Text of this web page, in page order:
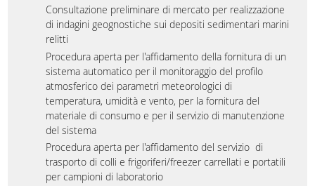
Consultazione preliminare di mercato per realizzazione
di indagini geognostiche sui depositi sedimentari marini
relitti
Procedura aperta per l'affidamento della fornitura di un
sistema automatico per il monitoraggio del profilo
atmosferico dei parametri meteorologici di
temperatura, umidità e vento, per la fornitura del
materiale di consumo e per il servizio di manutenzione
del sistema
Procedura aperta per l'affidamento del servizio di
trasporto di colli e frigoriferi/freezer carrellati e portatili
per campioni di laboratorio